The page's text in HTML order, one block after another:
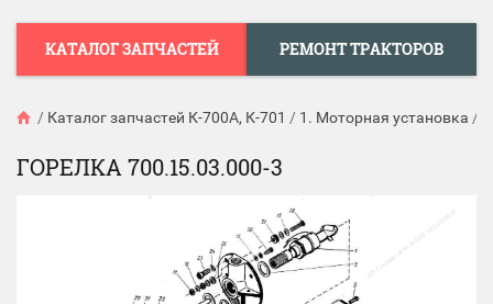
КАТАЛОГ ЗАПЧАСТЕЙ РЕМОНТ ТРАКТОРОВ
/ Каталог запчастей К-700А, К-701 / 1. Моторная установка /
ГОРЕЛКА 700.15.03.000-3